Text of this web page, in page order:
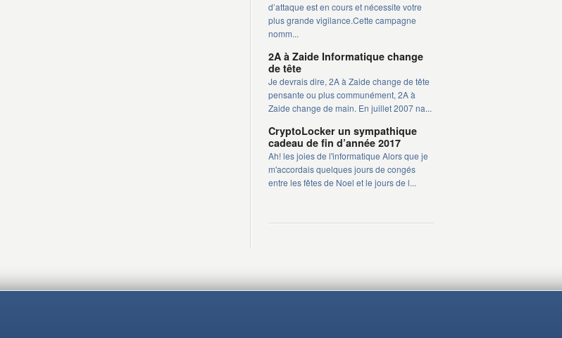
d’attaque est en cours et nécessite votre
plus grande vigilance.Cette campagne
nomm...
2A à Zaide Informatique change
de tête
Je devrais dire, 2A à Zaide change de tête
pensante ou plus communément, 2A à
Zaide change de main. En juillet 2007 na...
CryptoLocker un sympathique
cadeau de fin d’année 2017
Ah! les joies de l'informatique Alors que je
m'accordais quelques jours de congés
entre les fêtes de Noel et le jours de l...